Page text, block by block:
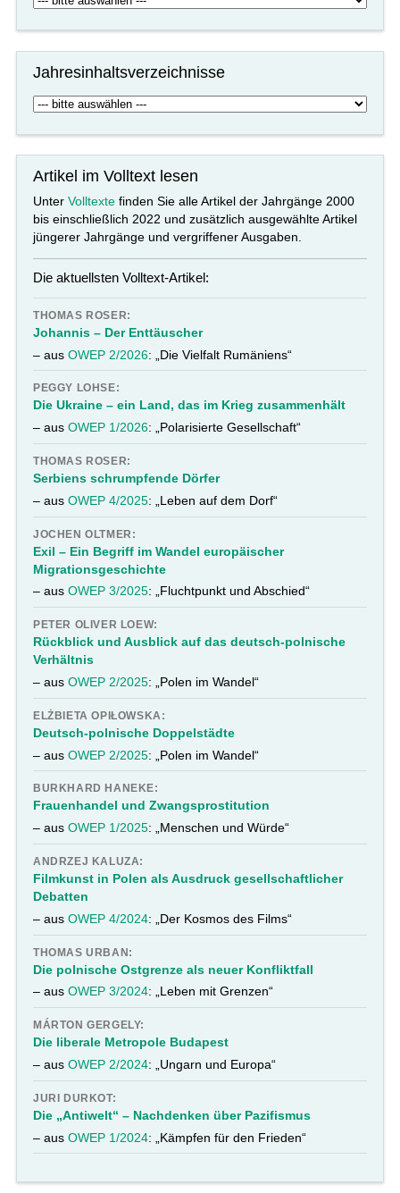
Jahresinhaltsverzeichnisse
Artikel im Volltext lesen
UnterVolltexte finden Sie alle Artikel der Jahrgänge 2000
bis einschließlich 2022 und zusätzlich ausgewählte Artikel
jüngerer Jahrgänge und vergriffener Ausgaben.
Die aktuellsten Volltext-Artikel:
THOMAS ROSER:
Johannis – Der Enttäuscher
– ausOWEP 2/2026: „Die Vielfalt Rumäniens“
PEGGY LOHSE:
Die Ukraine – ein Land, das im Krieg zusammenhält
– ausOWEP 1/2026: „Polarisierte Gesellschaft“
THOMAS ROSER:
Serbiens schrumpfende Dörfer
– ausOWEP 4/2025: „Leben auf dem Dorf“
JOCHEN OLTMER:
Exil – Ein Begriff im Wandel europäischer
Migrationsgeschichte
– ausOWEP 3/2025: „Fluchtpunkt und Abschied“
PETER OLIVER LOEW:
Rückblick und Ausblick auf das deutsch-polnische
Verhältnis
– ausOWEP 2/2025: „Polen im Wandel“
ELŻBIETA OPIŁOWSKA:
Deutsch-polnische Doppelstädte
– ausOWEP 2/2025: „Polen im Wandel“
BURKHARD HANEKE:
Frauenhandel und Zwangsprostitution
– ausOWEP 1/2025: „Menschen und Würde“
ANDRZEJ KALUZA:
Filmkunst in Polen als Ausdruck gesellschaftlicher
Debatten
– ausOWEP 4/2024: „Der Kosmos des Films“
THOMAS URBAN:
Die polnische Ostgrenze als neuer Konfliktfall
– ausOWEP 3/2024: „Leben mit Grenzen“
MÁRTON GERGELY:
Die liberale Metropole Budapest
– ausOWEP 2/2024: „Ungarn und Europa“
JURI DURKOT:
Die „Antiwelt“ – Nachdenken über Pazifismus
– ausOWEP 1/2024: „Kämpfen für den Frieden“